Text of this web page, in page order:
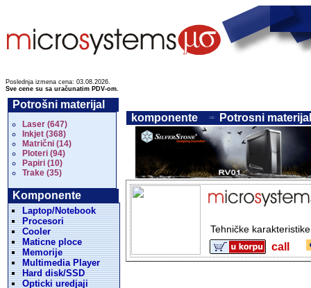
Poslednja izmena cena: 03.08.2026.
Sve cene su sa uračunatim PDV-om.
Potrošni materijal
Laser (647)
Inkjet (368)
Matrični (14)
Ploteri (94)
Papiri (10)
Trake (35)
Komponente
Laptop/Notebook
Procesori
Cooler
Maticne ploce
Memorije
Multimedia Player
Hard disk/SSD
Opticki uredjaji
komponente Potrosni
Tehničke
call